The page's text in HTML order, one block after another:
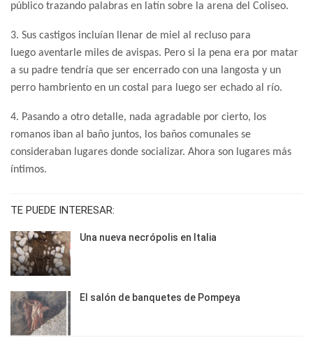
público trazando palabras en latín sobre la arena del Coliseo.
3. Sus castigos incluían llenar de miel al recluso para
luego aventarle miles de avispas. Pero si la pena era por matar
a su padre tendría que ser encerrado con una langosta y un
perro hambriento en un costal para luego ser echado al río.
4. Pasando a otro detalle, nada agradable por cierto, los
romanos iban al baño juntos, los baños comunales se
consideraban lugares donde socializar. Ahora son lugares más
íntimos.
TE PUEDE INTERESAR:
Una nueva necrópolis en Italia
El salón de banquetes de Pompeya